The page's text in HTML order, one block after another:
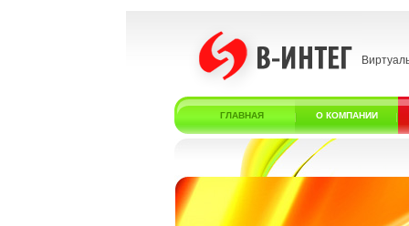
ГЛАВНАЯ О КОМПАНИИ